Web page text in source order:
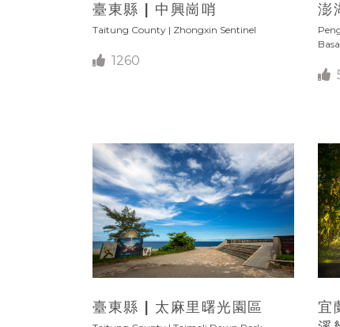
臺東縣 | 中興崗哨
Taitung County | Zhongxin Sentinel
1260
澎
臺東縣 | 太麻里曙光園區
宜